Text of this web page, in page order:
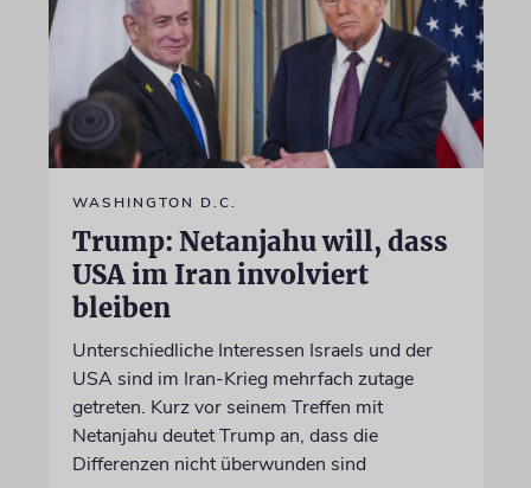
WASHINGTON D.C.
Trump: Netanjahu will, dass
USA im Iran involviert
bleiben
Unterschiedliche Interessen Israels und der
USA sind im Iran-Krieg mehrfach zutage
getreten. Kurz vor seinem Treffen mit
Netanjahu deutet Trump an, dass die
Differenzen nicht überwunden sind